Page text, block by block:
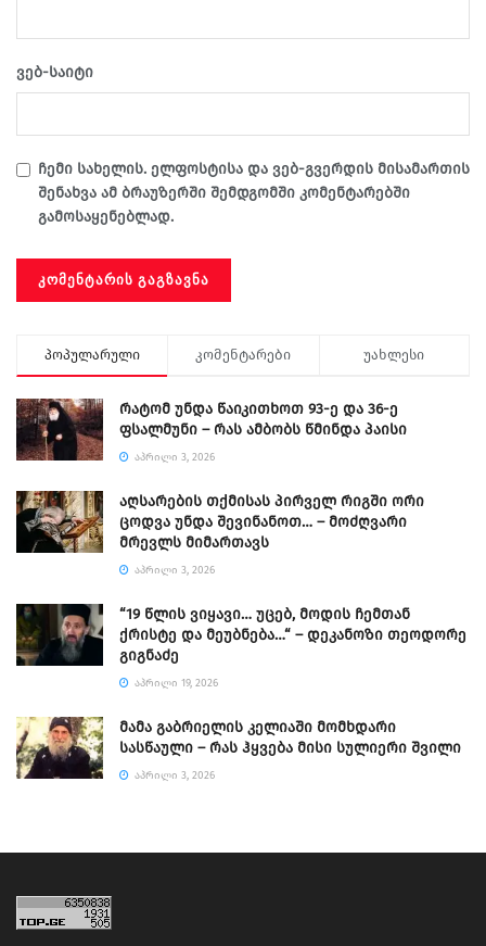
ვებ-საიტი
ჩემი სახელის. ელფოსტისა და ვებ-გვერდის მისამართის
შენახვა ამ ბრაუზერში შემდგომში კომენტარებში
გამოსაყენებლად.
პოპულარული კომენტარები უახლესი
რატომ უნდა წაიკითხოთ 93-ე და 36-ე
ფსალმუნი – რას ამბობს წმინდა პაისი
ᲐᲞᲠᲘᲚᲘ 3, 2026
აღსარების თქმისას პირველ რიგში ორი
ცოდვა უნდა შევინანოთ… – მოძღვარი
მრევლს მიმართავს
ᲐᲞᲠᲘᲚᲘ 3, 2026
“19 წლის ვიყავი… უცებ, მოდის ჩემთან
ქრისტე და მეუბნება…“ – დეკანოზი თეოდორე
გიგნაძე
ᲐᲞᲠᲘᲚᲘ 19, 2026
მამა გაბრიელის კელიაში მომხდარი
სასწაული – რას ჰყვება მისი სულიერი შვილი
ᲐᲞᲠᲘᲚᲘ 3, 2026